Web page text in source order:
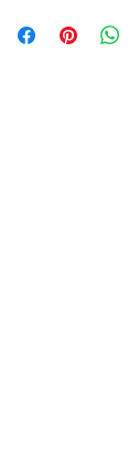
Due punte in fibra: